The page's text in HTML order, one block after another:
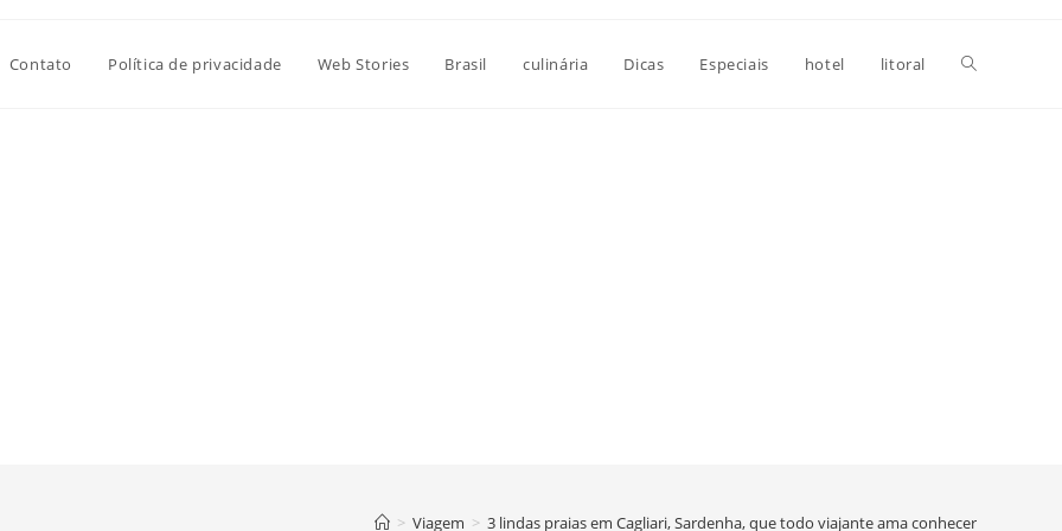
Contato Política de privacidade Web Stories Brasil culinária Dicas Especiais hotel litoral Alternar
> Viagem > 3 lindas praias em Cagliari, Sardenha, que todo viajante ama conhecer